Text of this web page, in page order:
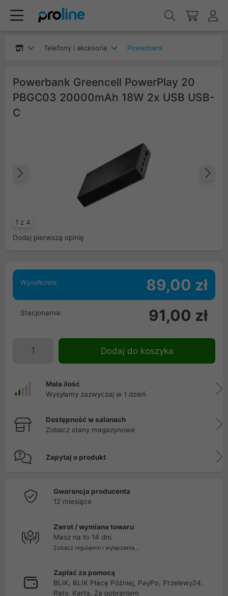
Telefony i akcesoria Powerbank
Powerbank Greencell PowerPlay 20
PBGC03 20000mAh 18W 2x USB USB-
C
1 z 4
Poprzedni
Dodaj pierwszą opinię
Wysyłkowa: 89,00 zł
Stacjonarna: 91,00 zł
Dodaj do koszyka
Mała ilość
Wysyłamy zazwyczaj w 1 dzień
Dostępność w salonach
Zobacz stany magazynowe
Zapytaj o produkt
Gwarancja producenta
12 miesiące
Zwrot / wymiana towaru
Masz na to 14 dni.
Zobacz regulamin i wyłączenia...
Zapłać za pomocą
BLIK, BLIK Płacę Później, PayPo, Przelewy24,
Raty, Kartą, Za pobraniem